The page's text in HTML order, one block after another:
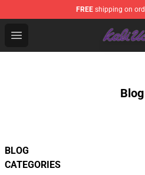
FREE shipping on
Open menu
Kali Uchis Store - Official
Blog
BLOG
CATEGORIES